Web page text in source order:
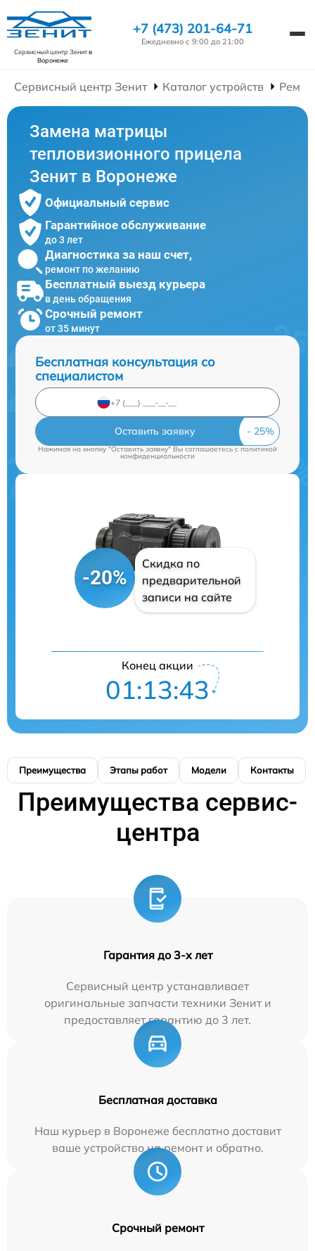
Сервисный центр Зенитв
Воронеже
+7 (473) 201-64-71
Ежедневно с 9:00 до 21:00
Сервисный центр Зенит Каталог устройств
Замена матрицы
тепловизионного прицела
Зенит в Воронеже
Официальный сервис
Гарантийное обслуживание
до 3 лет
Диагностика за наш счет,
ремонт по желанию
Бесплатный выезд курьера
в день обращения
Срочный ремонт
от 35 минут
Бесплатная консультация со
специалистом
Оставить заявку
Нажимая на кнопку "Оставить заявку" Вы соглашаетесь cполитикой
конфиденциальности
-20%
Скидка по
предварительной
записи на сайте
Конец акции
01:13:42
Преимущества Этапы работ Модели Контакты
Преимущества сервис-
центра
Гарантия до 3-х лет
Сервисный центр устанавливает
оригинальные запчасти техники Зенит и
предоставляет гарантию до 3 лет.
Бесплатная доставка
Наш курьер в Воронеже бесплатно доставит
ваше устройство на ремонт и обратно.
Срочный ремонт